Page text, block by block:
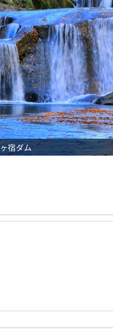
宿ダム